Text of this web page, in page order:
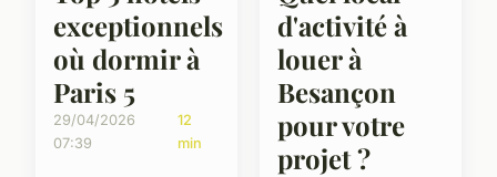
exceptionnels
où dormir à
Paris 5
29/04/2026
07:39
12
min
d'activité à
louer à
Besançon
pour votre
projet ?